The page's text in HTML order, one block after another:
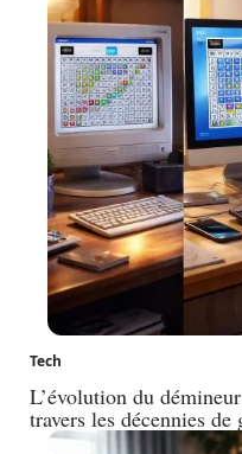
Tech
L’évolution du
travers les décennies de